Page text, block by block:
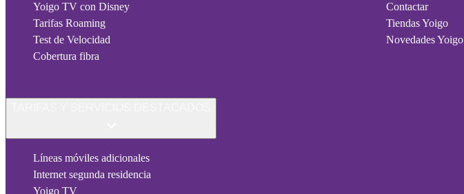
Yoigo TV con Disney
Tarifas Roaming
Test de Velocidad
Cobertura fibra
Contactar
Tiendas Yoigo
Novedades Yoigo
Líneas móviles adicionales
Internet segunda residencia
Yoigo TV